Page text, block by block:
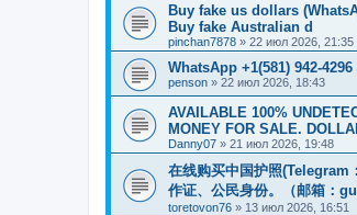
Buy fake us dollars
Buy fake Australian d
pinchan7878 » 22 июл 2026, 21:35
WhatsApp +1(581) 942-
penson » 22 июл 2026, 18:43
AVAILABLE 100%
MONEY FOR SALE.
Danny07 » 21 июл 2026, 19:48
在线购买中国护照(Telegram
作证、公民身份。（邮箱：
toretovon76 » 13 июл 2026, 16:51